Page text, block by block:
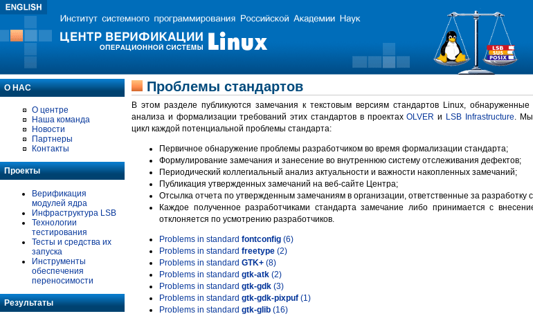
О НАС
О центре
Наша команда
Новости
Партнеры
Контакты
Проекты
Верификация
модулей ядра
Инфраструктура LSB
Технологии
тестирования
Тесты и средства их
запуска
Инструменты
обеспечения
переносимости
Результаты
Проблемы стандартов
В этом разделе публикуются замечания к текстовым версиям стандартов Linux,
анализа и формализации требований этих стандартов в проектахOLVER и LSB Infrastructure. Мы
цикл каждой потенциальной проблемы стандарта:
Первичное обнаружение проблемы разработчиком во время формализации стандарта;
Формулирование замечания и занесение во внутреннюю систему отслеживания дефектов;
Периодический коллегиальный анализ актуальности и важности накопленных замечаний;
Публикация утвержденных замечаний на веб-сайте Центра;
Отсылка отчета по утвержденным замечаниям в организации, ответственные за разработку
Каждое полученное разработчиками стандарта замечание либо принимается с
отклоняется по усмотрению разработчиков.
Problems in standard fontconfig (6)
Problems in standard freetype (2)
Problems in standard GTK+ (8)
Problems in standard gtk-atk (2)
Problems in standard gtk-gdk (3)
Problems in standard gtk-gdk-pixpuf (1)
Problems in standard gtk-glib (16)